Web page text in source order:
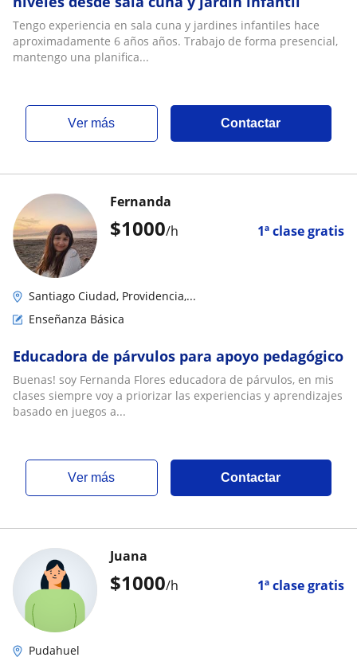
Tengo experiencia en sala cuna y jardines infantiles hace
aproximadamente 6 años años. Trabajo de forma presencial,
mantengo una planifica...
ver más Contactar
$1000/h 1ª clase gratis
Fernanda
Santiago Ciudad, Providencia,...
Enseñanza Básica
Educadora de párvulos para apoyo pedagógico
Buenas! soy Fernanda Flores educadora de párvulos, en mis
clases siempre voy a priorizar las experiencias y aprendizajes
basado en juegos a...
ver más Contactar
$1000/h 1ª clase gratis
Juana
Pudahuel